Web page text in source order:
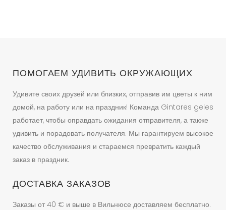
ПОМОГАЕМ УДИВИТЬ ОКРУЖАЮЩИХ
Удивите своих друзей или близких, отправив им цветы к ним
домой, на работу или на праздник! Команда Gintares geles
работает, чтобы оправдать ожидания отправителя, а также
удивить и порадовать получателя. Мы гарантируем высокое
качество обслуживания и стараемся превратить каждый
заказ в праздник.
ДОСТАВКА ЗАКАЗОВ
Заказы от 40 € и выше в Вильнюсе доставляем бесплатно.